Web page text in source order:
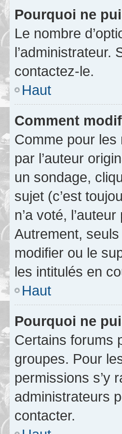
Pourquoi ne
Le nombre
l’administrateur.
contactez-le.
Haut
Comment
Comme pour
par l’auteur
un sondage,
sujet (c’est
n’a voté,
Autrement,
modifier ou le
les intitulés en
Haut
Pourquoi ne
Certains forums
groupes. Pour
permissions s’y
administrateurs
contacter.